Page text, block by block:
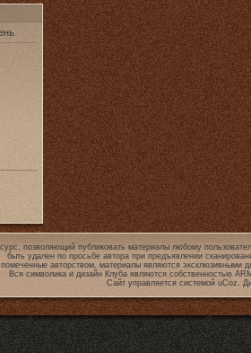
позволяющий публиковать материалы любому
быть удален по просьбе автора при предъявлении
авторством, материалы являются эксклюзивными
Вся символика и дизайн Клуба являются собственностью
Сайт управляется системой uCoz.